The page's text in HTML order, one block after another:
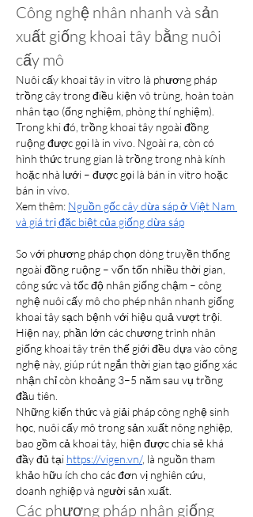
Công nghệ nhân nhanh và sản
xuất giống khoai tây bằng nuôi
cấy mô
Nuôi cấy khoai tây in vitro là phương pháp
trồng cây trong điều kiện vô trùng, hoàn toàn
nhân tạo (ống nghiệm, phòng thí nghiệm).
Trong khi đó, trồng khoai tây ngoài đồng
ruộng được gọi là in vivo. Ngoài ra, còn có
hình thức trung gian là trồng trong nhà kính
hoặc nhà lưới – được gọi là bán in vitro hoặc
bán in vivo.
Xem thêm: Nguồn gốc cây dừa sáp ở Việt Nam
và giá trị đặc biệt của giống dừa sáp
So với phương pháp chọn dòng truyền thống
ngoài đồng ruộng – vốn tốn nhiều thời gian,
công sức và tốc độ nhân giống chậm – công
nghệ nuôi cấy mô cho phép nhân nhanh giống
khoai tây sạch bệnh với hiệu quả vượt trội.
Hiện nay, phần lớn các chương trình nhân
giống khoai tây trên thế giới đều dựa vào công
nghệ này, giúp rút ngắn thời gian tạo giống xác
nhận chỉ còn khoảng 3–5 năm sau vụ trồng
đầu tiên.
Những kiến thức và giải pháp công nghệ sinh
học, nuôi cấy mô trong sản xuất nông nghiệp,
bao gồm cả khoai tây, hiện được chia sẻ khá
đầy đủ tại https://vigen.vn/, là nguồn tham
khảo hữu ích cho các đơn vị nghiên cứu,
doanh nghiệp và người sản xuất.
Các phương pháp nhân giống